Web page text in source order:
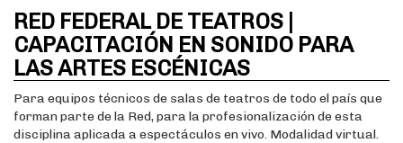
RED FEDERAL DE TEATROS |
CAPACITACIÓN EN SONIDO PARA
LAS ARTES ESCÉNICAS
Para equipos técnicos de salas de teatros de todo el país que
forman parte de la Red, para la profesionalización de esta
disciplina aplicada a espectáculos en vivo. Modalidad virtual.